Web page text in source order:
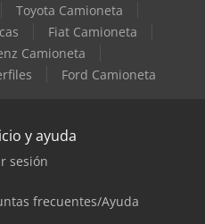
Toyota Camioneta
Fiat Camioneta
Camioneta
Ford Camioneta
y ayuda
sesión
frecuentes/Ayuda